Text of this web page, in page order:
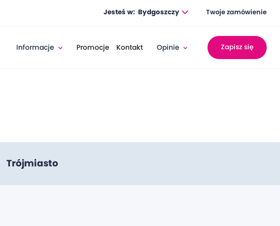
Jesteś w: Bydgoszczy Twoje zamówienie
Informacje Promocje Kontakt Opinie Zapisz się
Trójmiasto